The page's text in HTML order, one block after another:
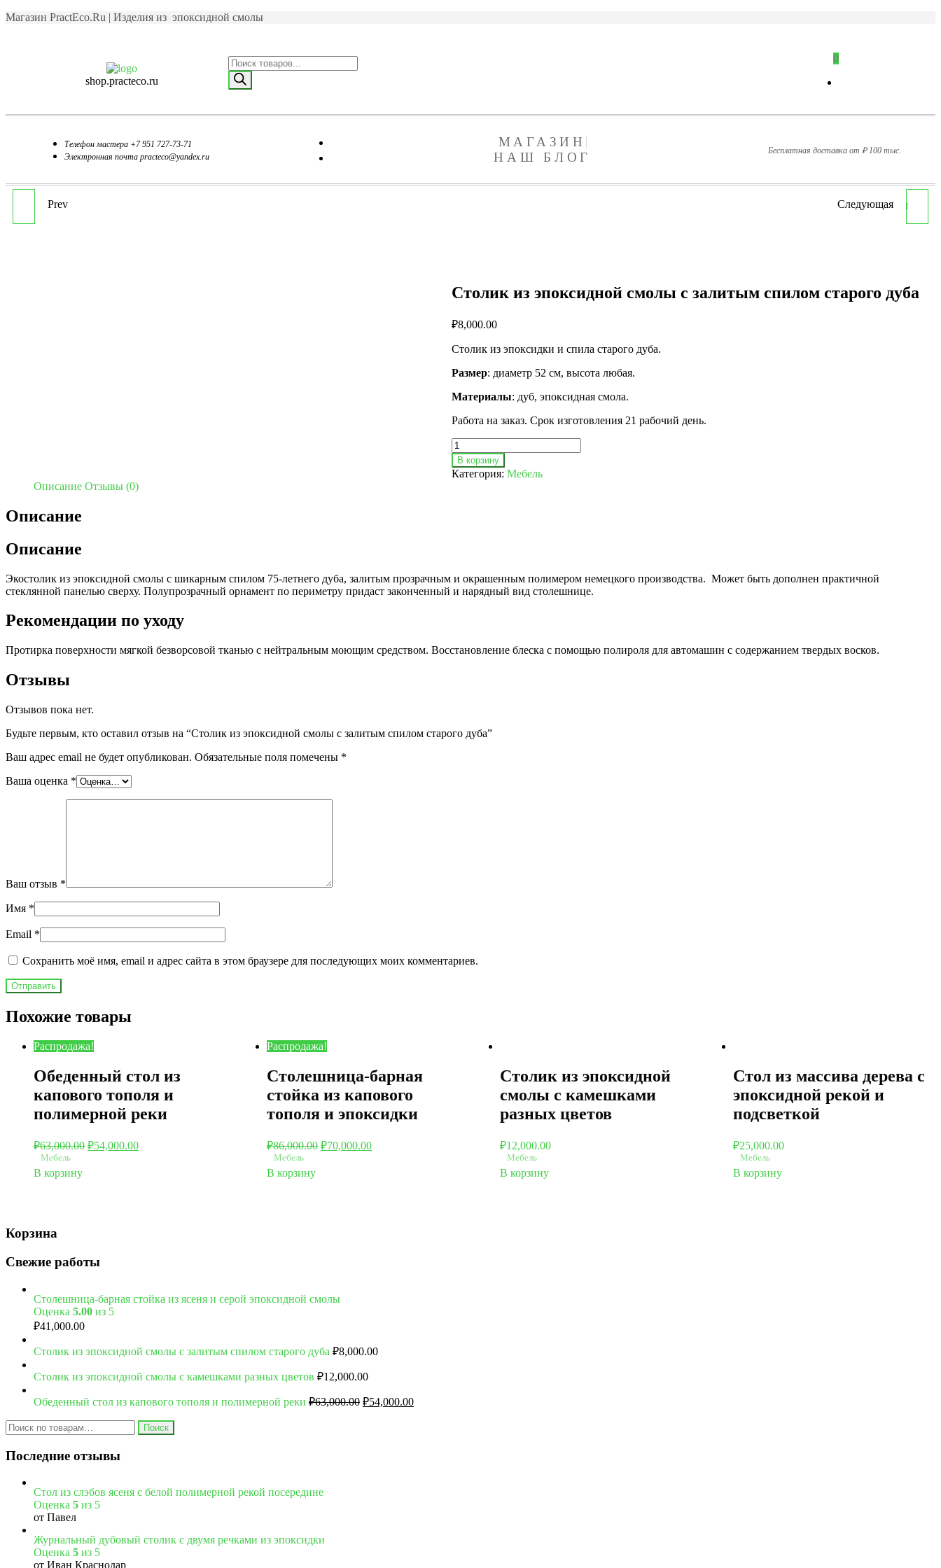
Магазин PractEco.Ru | Изделия из эпоксидной смолы
shop.practeco.ru
0
Телефон мастера +7 951 727-73-71
Электронная почта practeco@yandex.ru
МАГАЗИН
НАШ БЛОГ
Бесплатная доставка от ₽ 100 тыс.
Prev СТОЛЕШНИЦА-БАРНАЯ
Следующая
Столик из эпоксидной смолы с залитым спилом старого дуба
₽8,000.00
Столик из эпоксидки и спила старого дуба.
Размер: диаметр 52 см, высота любая.
Материалы: дуб, эпоксидная смола.
Работа на заказ. Срок изготовления 21 рабочий день.
В корзину
Категория:Мебель
Описание Отзывы (0)
Описание
Описание
Экостолик из эпоксидной смолы с шикарным спилом 75-летнего дуба, залитым прозрачным и окрашенным полимером немецкого производства. Может быть дополнен практичной
стеклянной панелью сверху. Полупрозрачный орнамент по периметру придаст законченный и нарядный вид столешнице.
Рекомендации по уходу
Протирка поверхности мягкой безворсовой тканью с нейтральным моющим средством. Восстановление блеска с помощью полироля для автомашин с содержанием твердых восков.
Отзывы
Отзывов пока нет.
Будьте первым, кто оставил отзыв на “Столик из эпоксидной смолы с залитым спилом старого дуба”
Ваш адрес email не будет опубликован. Обязательные поля помечены *
Ваша оценка *
Ваш отзыв *
Имя *
Email *
Сохранить моё имя, email и адрес сайта в этом браузере для последующих моих комментариев.
Похожие товары
Распродажа!
Обеденный стол из
капового тополя и
полимерной реки
₽63,000.00 ₽54,000.00
Мебель
В корзину
Распродажа!
Столешница-барная
стойка из капового
тополя и эпоксидки
₽86,000.00 ₽70,000.00
Мебель
В корзину
Столик из эпоксидной
смолы с камешками
разных цветов
₽12,000.00
Мебель
В корзину
Стол из массива дерева с
эпоксидной рекой и
подсветкой
₽25,000.00
Мебель
В корзину
Корзина
Свежие работы
Столешница-барная стойка из ясеня и серой эпоксидной смолы
Оценка 5.00 из 5
₽41,000.00
Столик из эпоксидной смолы с залитым спилом старого дуба ₽8,000.00
Столик из эпоксидной смолы с камешками разных цветов ₽12,000.00
Обеденный стол из капового тополя и полимерной реки ₽63,000.00 ₽54,000.00
Поиск
Последние отзывы
Стол из слэбов ясеня с белой полимерной рекой посередине
Оценка 5 из 5
от Павел
Журнальный дубовый столик с двумя речками из эпоксидки
Оценка 5 из 5
от Иван Краснодар